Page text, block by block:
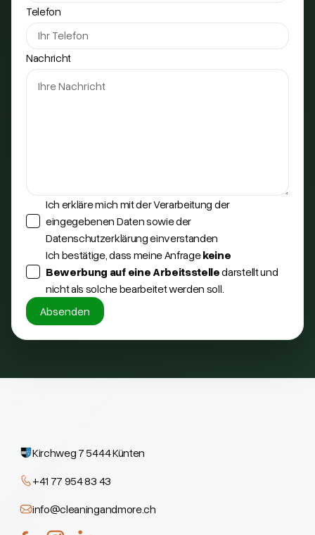
Telefon
Nachricht
Ich erkläre mich mit der Verarbeitung der
eingegebenen Daten sowie der
Datenschutzerklärung einverstanden
Ich bestätige, dass meine Anfragekeine
Bewerbung auf eine Arbeitsstelledarstellt und
nicht als solche bearbeitet werden soll.
Kirchweg 7 5444 Künten
+41 77 954 83 43
info@cleaningandmore.ch